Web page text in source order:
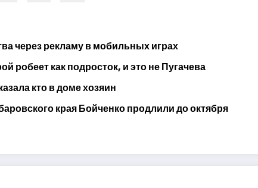
через рекламу в мобильных играх
робеет как подросток, и это не Пугачева
кто в доме хозяин
края Бойченко продлили до октября